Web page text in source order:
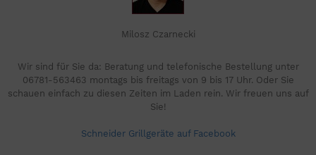
Milosz Czarnecki
Wir sind für Sie da: Beratung und telefonische Bestellung unter
06781-563463 montags bis freitags von 9 bis 17 Uhr. Oder Sie
schauen einfach zu diesen Zeiten im Laden rein. Wir freuen uns auf
Sie!
Schneider Grillgeräte auf Facebook